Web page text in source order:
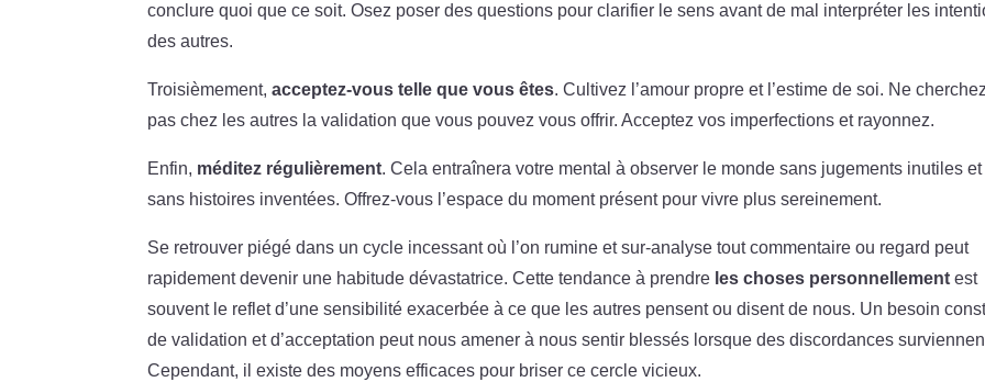
conclure quoi que ce soit. Osez poser des questions pour clarifier le sens avant de mal interpréter les
des autres.
Troisièmement,acceptez-vous telle que vous êtes. Cultivez l’amour propre et l’estime de soi. Ne cherchez
pas chez les autres la validation que vous pouvez vous offrir. Acceptez vos imperfections et rayonnez.
Enfin, méditez régulièrement. Cela entraînera votre mental à observer le monde sans jugements inutiles et
sans histoires inventées. Offrez-vous l’espace du moment présent pour vivre plus sereinement.
Se retrouver piégé dans un cycle incessant où l’on rumine et sur-analyse tout commentaire ou regard peut
rapidement devenir une habitude dévastatrice. Cette tendance à prendre les choses personnellement est
souvent le reflet d’une sensibilité exacerbée à ce que les autres pensent ou disent de nous. Un besoin
de validation et d’acceptation peut nous amener à nous sentir blessés lorsque des discordances
Cependant, il existe des moyens efficaces pour briser ce cercle vicieux.